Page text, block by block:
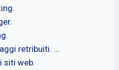
retribuiti. ...
siti web.